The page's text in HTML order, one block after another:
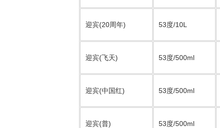
迎宾(20周年) 53度/10L
迎宾(飞天) 53度/500ml
迎宾(中国红) 53度/500ml
迎宾(普) 53度/500ml